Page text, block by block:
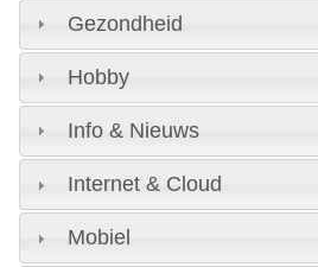
Gezondheid
Hobby
Info & Nieuws
Internet & Cloud
Mobiel